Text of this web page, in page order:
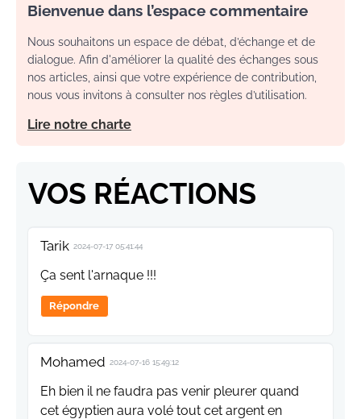
Bienvenue dans l’espace commentaire
Nous souhaitons un espace de débat, d’échange et de
dialogue. Afin d'améliorer la qualité des échanges sous
nos articles, ainsi que votre expérience de contribution,
nous vous invitons à consulter nos règles d’utilisation.
Lire notre charte
VOS RÉACTIONS
Tarik 2024-07-17 05:41:44
Ça sent l'arnaque !!!
Répondre
Mohamed 2024-07-16 15:49:12
Eh bien il ne faudra pas venir pleurer quand
cet égyptien aura volé tout cet argent en